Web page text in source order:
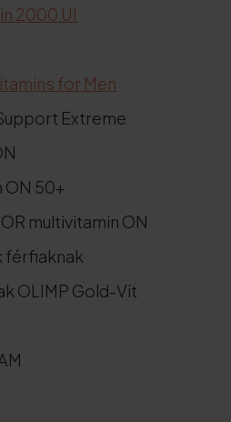
2000 UI
for Men
Extreme
ON 50+
multivitamin ON
férfiaknak
OLIMP Gold-Vit